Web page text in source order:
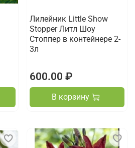
Лилейник Little Show
Stopper Литл Шоу
Стоппер в контейнере 2-
3л
600.00 ₽
В корзину